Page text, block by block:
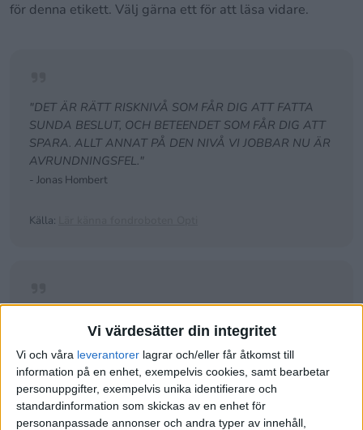
Vi värdesätter din integritet
Vi och våra leverantorer lagrar och/eller får åtkomst till
information på en enhet, exempelvis cookies, samt bearbetar
personuppgifter, exempelvis unika identifierare och
standardinformation som skickas av en enhet för
personanpassade annonser och andra typer av innehåll,
för denna etikett. Välj gärna ett för att läsa vidare.
"DET ÄR RÄTT RISKNIVÅ SOM FÅR DIG ATT FATTA
SUNDA BESLUT, OCH BETEENDET SOM FÅR DIG ATT
SPARA. ALLT ANNAT PÅ DEN NIVÅ VI JOBBAR NU ÄR
AVRUNDNINGSFEL."
- Jonas Hombert
Källa:
INTRODUCERAR OFTA EN RISK SOM MAN INTE FÅR
BETALT FÖR."
- Jonas Hombert
Källa:Lär känna fondroboten Opti